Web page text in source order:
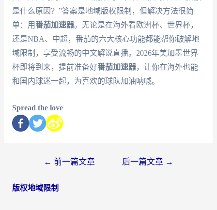
是什么原因？”答案是地域版权限制，但解决方法很简
单：用番茄加速器。无论是在海外看欧洲杯、世界杯，
还是NBA、中超，番茄的六大核心功能都能帮你破解地
域限制，享受流畅的中文解说直播。2026年美加墨世界
杯即将到来，提前准备好番茄加速器，让你在海外也能
和国内球迷一起，为喜欢的球队加油呐喊。
Spread the love
← 前一篇文章 后一篇文章 →
版权地域限制